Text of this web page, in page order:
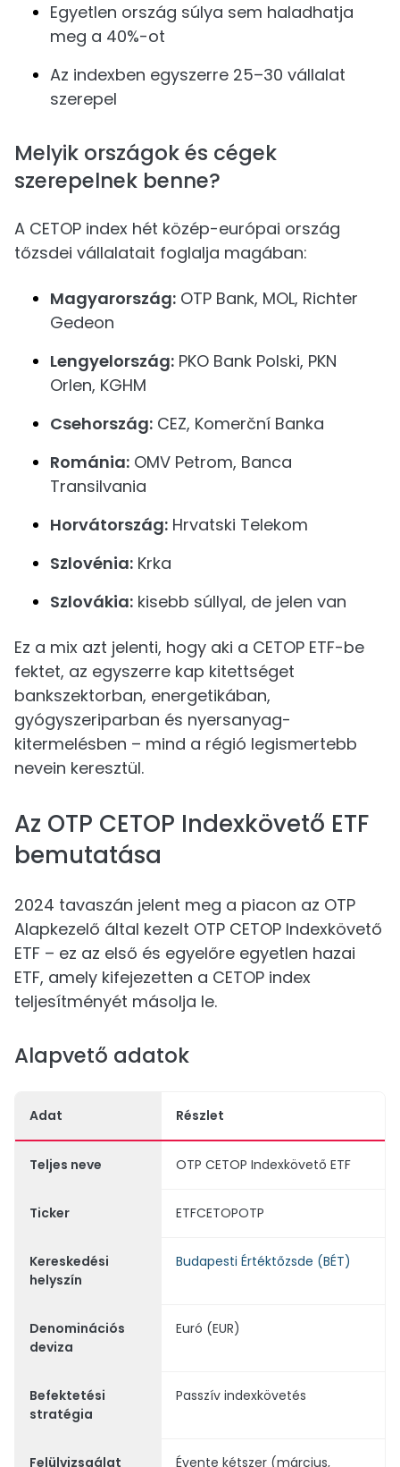
Egyetlen ország súlya sem haladhatja
meg a 40%-ot
Az indexben egyszerre 25–30 vállalat
szerepel
Melyik országok és cégek
szerepelnek benne?
A CETOP index hét közép-európai ország
tőzsdei vállalatait foglalja magában:
Magyarország: OTP Bank, MOL, Richter
Gedeon
Lengyelország: PKO Bank Polski, PKN
Orlen, KGHM
Csehország: CEZ, Komerční Banka
Románia: OMV Petrom, Banca
Transilvania
Horvátország: Hrvatski Telekom
Szlovénia: Krka
Szlovákia: kisebb súllyal, de jelen van
Ez a mix azt jelenti, hogy aki a CETOP ETF-be
fektet, az egyszerre kap kitettséget
bankszektorban, energetikában,
gyógyszeriparban és nyersanyag-
kitermelésben – mind a régió legismertebb
nevein keresztül.
Az OTP CETOP Indexkövető ETF
bemutatása
2024 tavaszán jelent meg a piacon az OTP
Alapkezelő által kezelt OTP CETOP Indexkövető
ETF – ez az első és egyelőre egyetlen hazai
ETF, amely kifejezetten a CETOP index
teljesítményét másolja le.
Alapvető adatok
Adat Részlet
Teljes neve OTP CETOP Indexkövető ETF
Ticker ETFCETOPOTP
Kereskedési
helyszín
Budapesti Értéktőzsde (BÉT)
Denominációs
deviza
Euró (EUR)
Befektetési
stratégia
Passzív indexkövetés
Felülvizsgálat Évente kétszer (március,